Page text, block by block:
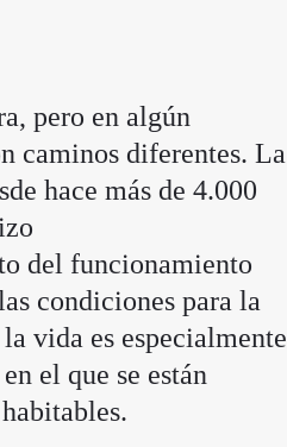
pero en algún
caminos diferentes. La
hace más de 4.000
del funcionamiento
condiciones para la
vida es especialmente
el que se están